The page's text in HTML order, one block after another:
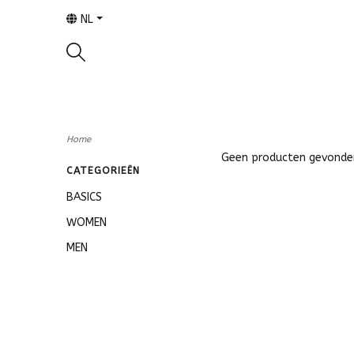
NL
Home
CATEGORIEËN
BASICS
WOMEN
MEN
Geen producten